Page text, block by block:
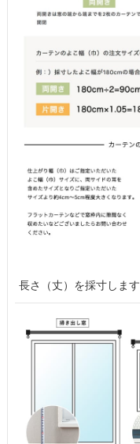
長さ（丈）を採寸します